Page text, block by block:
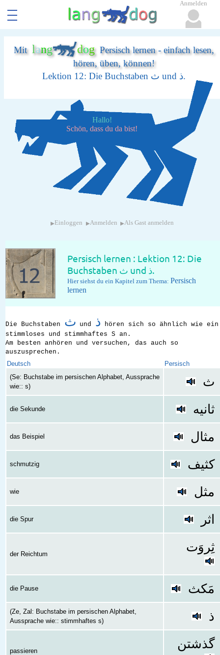
Mit lang dogPersisch lernen - einfach lesen,
hören, üben, können!
Lektion 12: Die Buchstaben ث und ذ.
Hallo!
Schön, dass du da bist!
▸ Einloggen ▸Anmelden ▸Als Gast anmelden
Persisch lernen : Lektion 12: Die
Buchstaben ث und ذ.
Hier siehst du ein Kapitel zum Thema: Persisch
lernen
Die Buchstaben und
hören sich so ähnlich wie ein
stimmloses und stimmhaftes S an.
Am besten anhören und versuchen, das auch so
auszusprechen.
Deutsch
Persisch
(Se: Buchstabe im persischen Alphabet, Aussprache
wie:: s)
ث
die Sekunde ثانیه
das Beispiel مثال
schmutzig کثیف
wie مثل
die Spur اثر
der Reichtum
ثِروَت
die Pause مَکث
(Ze, Zal: Buchstabe im persischen Alphabet,
Aussprache wie:: stimmhaftes s)
ذ
passieren
گذشتن
Anmelden